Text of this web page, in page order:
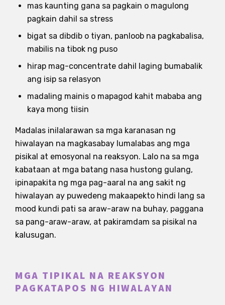
mas kaunting gana sa pagkain o magulong
pagkain dahil sa stress
bigat sa dibdib o tiyan, panloob na pagkabalisa,
mabilis na tibok ng puso
hirap mag-concentrate dahil laging bumabalik
ang isip sa relasyon
madaling mainis o mapagod kahit mababa ang
kaya mong tiisin
Madalas inilalarawan sa mga karanasan ng
hiwalayan na magkasabay lumalabas ang mga
pisikal at emosyonal na reaksyon. Lalo na sa mga
kabataan at mga batang nasa hustong gulang,
ipinapakita ng mga pag-aaral na ang sakit ng
hiwalayan ay puwedeng makaapekto hindi lang sa
mood kundi pati sa araw-araw na buhay, paggana
sa pang-araw-araw, at pakiramdam sa pisikal na
kalusugan.
MGA TIPIKAL NA REAKSYON
PAGKATAPOS NG HIWALAYAN